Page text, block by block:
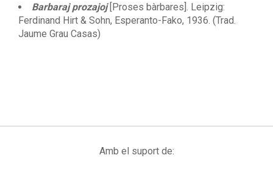
Barbaraj prozajoj[Proses bàrbares]. Leipzig:
Ferdinand Hirt & Sohn, Esperanto-Fako, 1936. (Trad.
Jaume Grau Casas)
Amb el suport de: